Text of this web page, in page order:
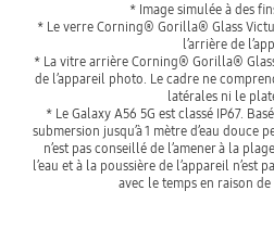
* Image simulée à des
* Le verre Corning® Gorilla® Glass
l’arrière de
* La vitre arrière Corning® Gorilla®
de l’appareil photo. Le cadre ne
latérales ni le
* Le Galaxy A56 5G est classé IP67.
submersion jusqu’à 1 mètre d’eau douce
n’est pas conseillé de l’amener à la
l’eau et à la poussière de l’appareil n’est
avec le temps en raison